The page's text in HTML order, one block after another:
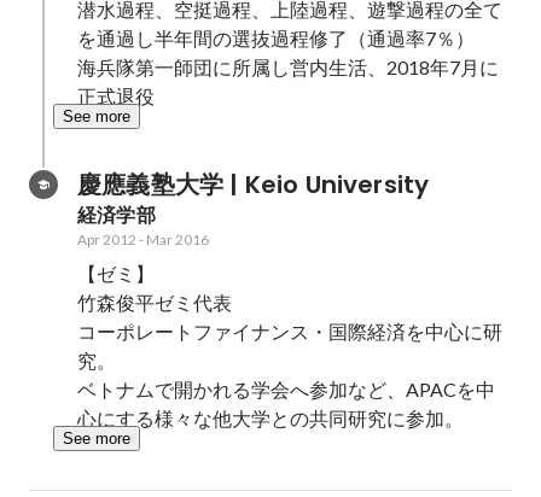
潜水過程、空挺過程、上陸過程、遊撃過程の全て
を通過し半年間の選抜過程修了（通過率7％）
海兵隊第一師団に所属し営内生活、2018年7月に
正式退役
See more
慶應義塾大学 | Keio University
経済学部
Apr 2012 - Mar 2016
【ゼミ】
竹森俊平ゼミ代表
コーポレートファイナンス・国際経済を中心に研
究。
ベトナムで開かれる学会へ参加など、APACを中
心にする様々な他大学との共同研究に参加。
See more